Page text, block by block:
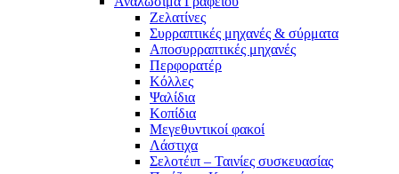
Ζελατίνες
Συρραπτικές μηχανές & σύρματα
Αποσυρραπτικές μηχανές
Περφορατέρ
Κόλλες
Ψαλίδια
Κοπίδια
Μεγεθυντικοί φακοί
Λάστιχα
Σελοτέιπ – Ταινίες συσκευασίας